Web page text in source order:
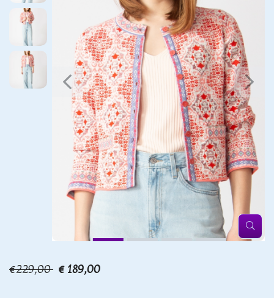
€229,00 € 189,00